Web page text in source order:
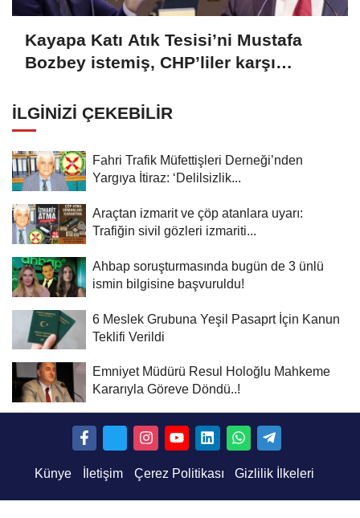
Kayapa Katı Atık Tesisi’ni Mustafa
Bozbey istemiş, CHP’liler karşı
İLGINIZI ÇEKEBILIR
Fahri Trafik Müfettişleri Derneği’nden
Yargıya İtiraz: ‘Delilsizlik...
Araçtan izmarit ve çöp atanlara uyarı:
Trafiğin sivil gözleri izmariti...
Ahbap soruşturmasında bugün de 3 ünlü
ismin bilgisine başvuruldu!
6 Meslek Grubuna Yeşil Pasaprt İçin Kanun
Teklifi Verildi
Emniyet Müdürü Resul Holoğlu Mahkeme
Kararıyla Göreve Döndü..!
Künye İletişim Çerez Politikası Gizlilik İlkeleri